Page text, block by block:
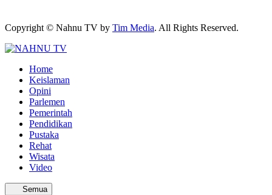
Copyright © Nahnu TV by Tim Media. All Rights Reserved.
Home
Keislaman
Opini
Parlemen
Pemerintah
Pendidikan
Pustaka
Rehat
Wisata
Video
Semua